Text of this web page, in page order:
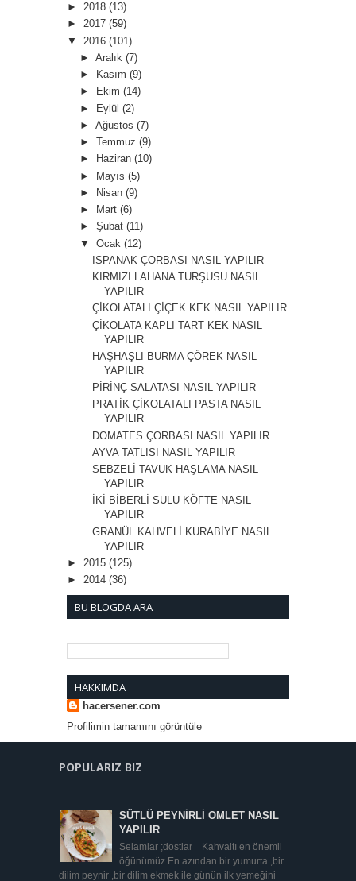
► 2018 (13)
► 2017 (59)
▼ 2016 (101)
► Aralık (7)
►
Kasım (9)
►
Ekim (14)
► Eylül (2)
► Ağustos (7)
► Temmuz (9)
►
Haziran (10)
► Mayıs (5)
►
Nisan (9)
►
Mart (6)
► Şubat (11)
▼ Ocak (12)
ISPANAK ÇORBASI NASIL YAPILIR
KIRMIZI LAHANA TURŞUSU NASIL
YAPILIR
ÇİKOLATALI ÇİÇEK KEK NASIL YAPILIR
ÇİKOLATA KAPLI TART KEK NASIL
YAPILIR
HAŞHAŞLI BURMA ÇÖREK NASIL
YAPILIR
PİRİNÇ SALATASI NASIL YAPILIR
PRATİK ÇİKOLATALI PASTA NASIL
YAPILIR
DOMATES ÇORBASI NASIL YAPILIR
AYVA TATLISI NASIL YAPILIR
SEBZELİ TAVUK HAŞLAMA NASIL
YAPILIR
İKİ BİBERLİ SULU KÖFTE NASIL
YAPILIR
GRANÜL KAHVELİ KURABİYE NASIL
YAPILIR
► 2015 (125)
► 2014 (36)
BU BLOGDA ARA
HAKKIMDA
hacersener.com
Profilimin tamamını görüntüle
POPULARIZ BIZ
SÜTLÜ PEYNİRLİ OMLET NASIL
YAPILIR
Selamlar ;dostlar Kahvaltı en önemli
öğünümüz.En azından bir yumurta ,bir
dilim peynir ,bir dilim ekmek ile günün ilk yemeğini